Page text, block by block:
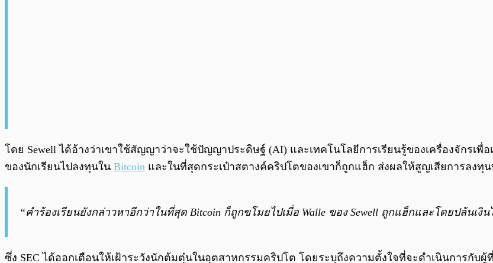
โดย Sewell ได้อ้างว่าเขาใช้สัญญาว่าจะใช้ปัญญาประดิษฐ์ (AI) และเทคโนโลยีการเรียนรู้ของเครื่องจักรเ
ของนักเรียนไปลงทุนใน Bitcoin และในที่สุดกระเป๋าสตางค์คริปโตของเขาก็ถูกแฮ็ก ส่งผลให้สูญเสียการลงทุ
“คำร้องเรียนยังกล่าวหาอีกว่าในที่สุด Bitcoin ก็ถูกขโมยไปเมื่อ Walle ของ Sewell ถูกแฮ็กและโดยปล้นเงิ
ซึ่ง SEC ได้ออกเตือนให้เฝ้าระวังนักต้มตุ๋นในอุตสาหกรรมคริปโต โดยระบุถึงความตั้งใจที่จะดำเนินการกับ